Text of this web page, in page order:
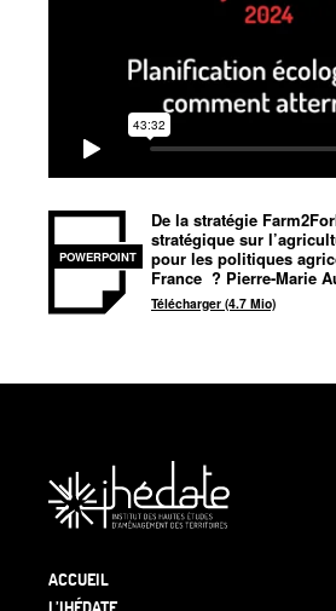
POWERPOINT
De la stratégie
stratégique sur
pour les politiques
France ? Pierre-Marie
Télécharger (4.7 Mio)
ACCUEIL